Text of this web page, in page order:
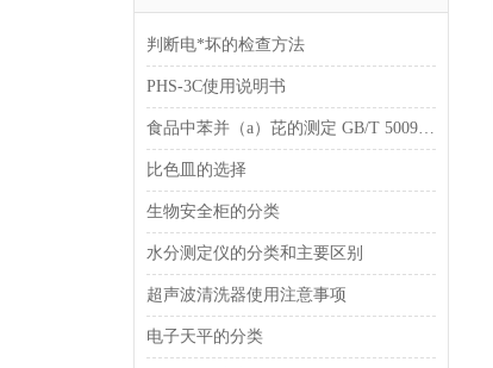
判断电*坏的检查方法
PHS-3C使用说明书
食品中苯并（a）芘的测定 GB/T 5009.27-2003
比色皿的选择
生物安全柜的分类
水分测定仪的分类和主要区别
超声波清洗器使用注意事项
电子天平的分类